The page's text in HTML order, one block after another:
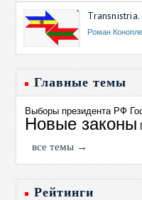
Роман
Главные темы
Выборы президента РФ
Новые законы
все темы →
Рейтинги